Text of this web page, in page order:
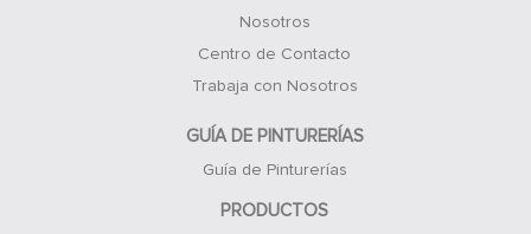
Nosotros
Centro de Contacto
Trabaja con Nosotros
GUÍA DE PINTURERÍAS
Guía de Pinturerías
PRODUCTOS